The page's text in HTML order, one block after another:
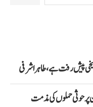
پیش رفت ہے، طاہر اشرفی
پر حوثی حملوں کی مذمت